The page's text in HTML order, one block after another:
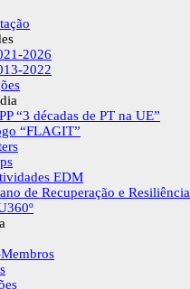
2026
2022
“3 décadas de PT na UE”
“FLAGIT”
EDM
de Recuperação e Resiliência